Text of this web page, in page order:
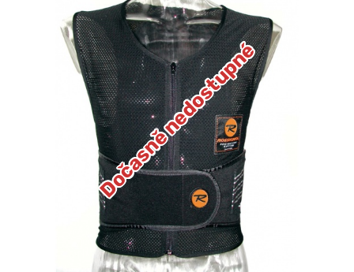
Dočasně nedostupné